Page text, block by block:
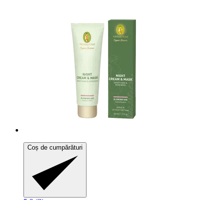
Coș de cumpărături